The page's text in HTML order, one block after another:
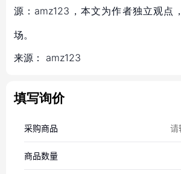
源：amz123，本文为作者独立观点
场。
来源： amz123
填写询价